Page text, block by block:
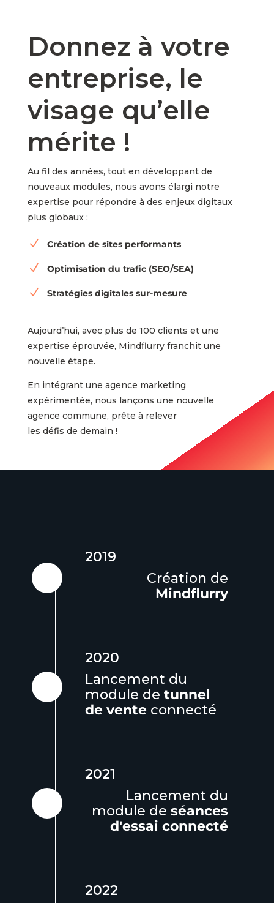
Donnez à votre
entreprise, le
visage qu’elle
mérite !
Au fil des années, tout en développant de
nouveaux modules, nous avons élargi notre
expertise pour répondre à des enjeux digitaux
plus globaux :
N Création de sites performants
N Optimisation du trafic (SEO/SEA)
N Stratégies digitales sur-mesure
Aujourd’hui, avec plus de 100 clients et une
expertise éprouvée, Mindflurry franchit une
nouvelle étape.
En intégrant une agence marketing
expérimentée, nous lançons une nouvelle
agence commune, prête à relever
les défis de demain !
2019
Création de
Mindflurry
2020
Lancement du
module de tunnel
de venteconnecté
2021
Lancement du
module deséances
d'essai connecté
2022